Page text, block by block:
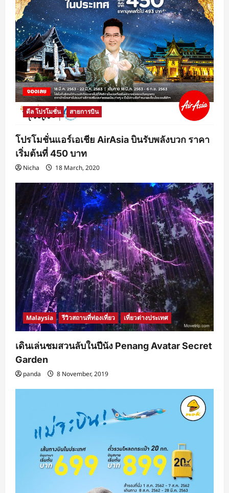
ดีล โปรโมชั่น สายการบิน
โปรโมชั่นแอร์เอเชีย AirAsia บินรับพลังบวก ราคา
เริ่มต้นที่ 450 บาท
Nicha 18 March, 2020
Malaysia รีวิวสถานที่ท่องเที่ยว เที่ยวต่างประเทศ
เดินเล่นชมสวนลับในปีนัง Penang Avatar Secret
Garden
panda 8 November, 2019